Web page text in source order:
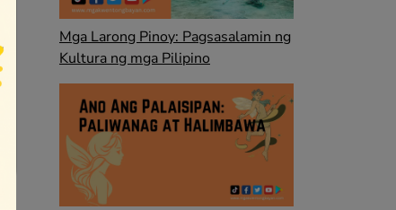
Mga Larong Pinoy: Pagsasalamin ng
Kultura ng mga Pilipino